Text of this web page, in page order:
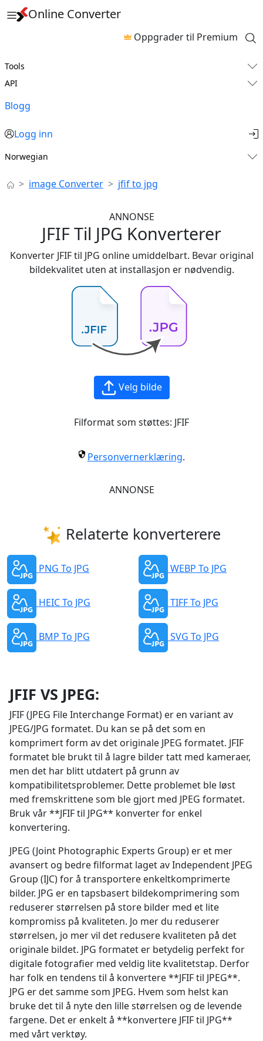
Online Converter
Oppgrader til Premium
Tools
API
Blogg
Logg inn
Norwegian
image Converter jfif to jpg
ANNONSE
JFIF Til JPG Konverterer
Konverter JFIF til JPG online umiddelbart. Bevar original
bildekvalitet uten at installasjon er nødvendig.
Velg bilde
Filformat som støttes: JFIF
Personvernerklæring.
ANNONSE
Relaterte konverterere
PNG To JPG WEBP To JPG
HEIC To JPG TIFF To JPG
BMP To JPG SVG To JPG
JFIF VS JPEG:
JFIF (JPEG File Interchange Format) er en variant av
JPEG/JPG formatet. Du kan se på det som en
komprimert form av det originale JPEG formatet. JFIF
formatet ble brukt til å lagre bilder tatt med kameraer,
men det har blitt utdatert på grunn av
kompatibilitetsproblemer. Dette problemet ble løst
med fremskrittene som ble gjort med JPEG formatet.
Bruk vår **JFIF til JPG** konverter for enkel
konvertering.
JPEG (Joint Photographic Experts Group) er et mer
avansert og bedre filformat laget av Independent JPEG
Group (IJC) for å transportere enkeltkomprimerte
bilder. JPG er en tapsbasert bildekomprimering som
reduserer størrelsen på store bilder med et lite
kompromiss på kvaliteten. Jo mer du reduserer
størrelsen, jo mer vil det redusere kvaliteten på det
originale bildet. JPG formatet er betydelig perfekt for
digitale fotografier med veldig lite kvalitetstap. Derfor
har folk en tendens til å konvertere **JFIF til JPEG**.
JPG er det samme som JPEG. Hvem som helst kan
bruke det til å nyte den lille størrelsen og de levende
fargene. Det er enkelt å **konvertere JFIF til JPG**
med vårt verktøy.